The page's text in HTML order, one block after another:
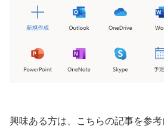
興味ある方は、こちらの記事を参考